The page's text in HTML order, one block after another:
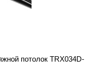
потолок TRX034D-